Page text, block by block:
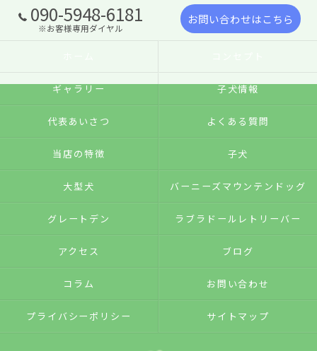
090-5948-6181
※お客様専用ダイヤル
お問い合わせはこちら
ギャラリー 子犬情報
代表あいさつ よくある質問
当店の特徴 子犬
大型犬 バーニーズマウンテンドッグ
グレートデン ラブラドールレトリーバー
アクセス ブログ
コラム お問い合わせ
プライバシーポリシー サイトマップ